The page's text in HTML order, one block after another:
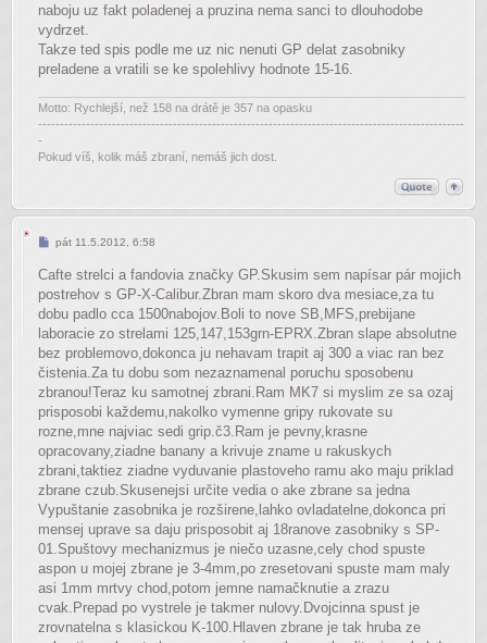
naboju uz fakt poladenej a pruzina nema sanci to dlouhodobe
vydrzet.
Takze ted spis podle me uz nic nenuti GP delat zasobniky
preladene a vratili se ke spolehlivy hodnote 15-16.
Motto: Rychlejší, než 158 na drátě je 357 na opasku
--------------------------------------------------------------------------------------------------
-
Pokud víš, kolik máš zbraní, nemáš jich dost.
Příspěvek
pát 11.5.2012, 6:58
Cafte strelci a fandovia značky GP.Skusim sem napísar pár mojich
postrehov s GP-X-Calibur.Zbran mam skoro dva mesiace,za tu
dobu padlo cca 1500nabojov.Boli to nove SB,MFS,prebijane
laboracie zo strelami 125,147,153grn-EPRX.Zbran slape absolutne
bez problemovo,dokonca ju nehavam trapit aj 300 a viac ran bez
čistenia.Za tu dobu som nezaznamenal poruchu sposobenu
zbranou!Teraz ku samotnej zbrani.Ram MK7 si myslim ze sa ozaj
prisposobi každemu,nakolko vymenne gripy rukovate su
rozne,mne najviac sedi grip.č3.Ram je pevny,krasne
opracovany,ziadne banany a krivuje zname u rakuskych
zbrani,taktiez ziadne vyduvanie plastoveho ramu ako maju priklad
zbrane czub.Skusenejsi určite vedia o ake zbrane sa jedna
Vypuštanie zasobnika je rozširene,lahko ovladatelne,dokonca pri
mensej uprave sa daju prisposobit aj 18ranove zasobniky s SP-
01.Spuštovy mechanizmus je niečo uzasne,cely chod spuste
aspon u mojej zbrane je 3-4mm,po zresetovani spuste mam maly
asi 1mm mrtvy chod,potom jemne namačknutie a zrazu
cvak.Prepad po vystrele je takmer nulovy.Dvojcinna spust je
zrovnatelna s klasickou K-100.Hlaven zbrane je tak hruba ze